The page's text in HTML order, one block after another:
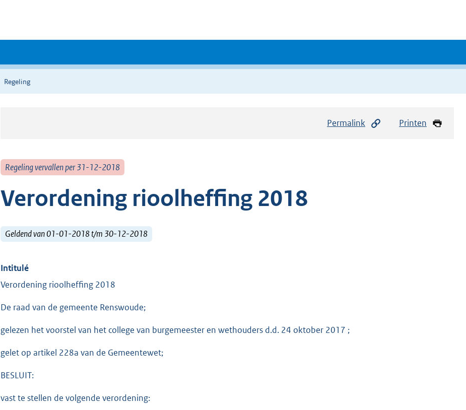
Regeling
Permalink Printen
Regeling vervallen per 31-12-2018
Verordening rioolheffing 2018
Geldend van 01-01-2018 t/m 30-12-2018
Intitulé
Verordening rioolheffing 2018
De raad van de gemeente Renswoude;
gelezen het voorstel van het college van burgemeester en wethouders d.d. 24 oktober 2017 ;
gelet op artikel 228a van de Gemeentewet;
BESLUIT:
vast te stellen de volgende verordening: